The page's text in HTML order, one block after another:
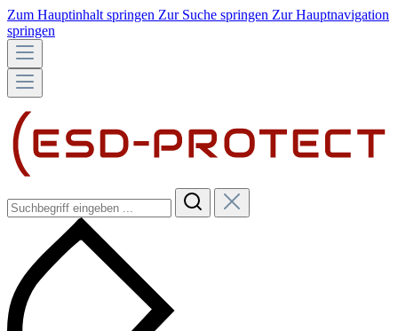
Zum Hauptinhalt springen Zur Suche springen Zur Hauptnavigation
springen